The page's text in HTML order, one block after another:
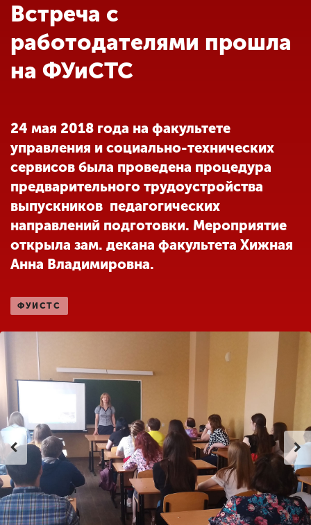
Абитуриенту
Обучение
Наука
Международная
деятельность
Другие виды
деятельности
Студенческая жизнь
образовательной
организации
ENG SPN CHI
Приемная
комиссия
Встреча с
работодателями прошла
на ФУиСТС
24 мая 2018 года на факультете
управления и социально-технических
сервисов была проведена процедура
предварительного трудоустройства
выпускников педагогических
направлений подготовки. Мероприятие
открыла зам. декана факультета Хижная
Анна Владимировна.
ФУИСТС